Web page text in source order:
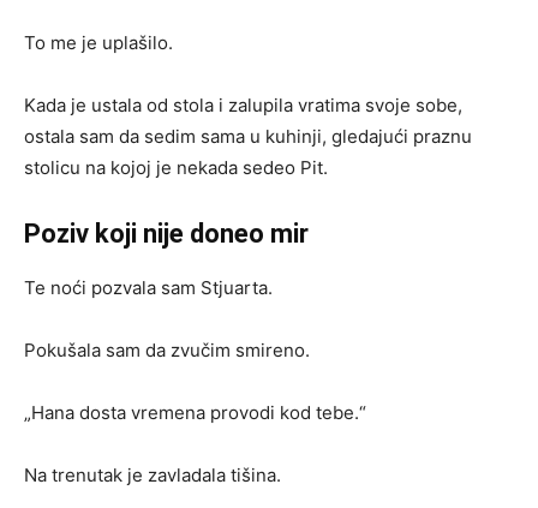
To me je uplašilo.
Kada je ustala od stola i zalupila vratima svoje sobe,
ostala sam da sedim sama u kuhinji, gledajući praznu
stolicu na kojoj je nekada sedeo Pit.
Poziv koji nije doneo mir
Te noći pozvala sam Stjuarta.
Pokušala sam da zvučim smireno.
„Hana dosta vremena provodi kod tebe.“
Na trenutak je zavladala tišina.